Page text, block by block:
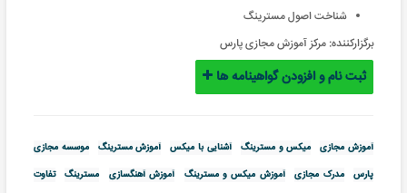
شناخت اصول مسترینگ
برگزارکننده: مرکز آموزش مجازی پارس
ثبت نام و افزودن گواهینامه ها
آموزش مجازی میکس و مسترینگ آشنایی با میکس آموزش مسترینگ
موسسه مجازی
پارس
مدرک مجازی آموزش میکس و مسترینگ آموزش آهنگسازی مسترینگ
تفاوت